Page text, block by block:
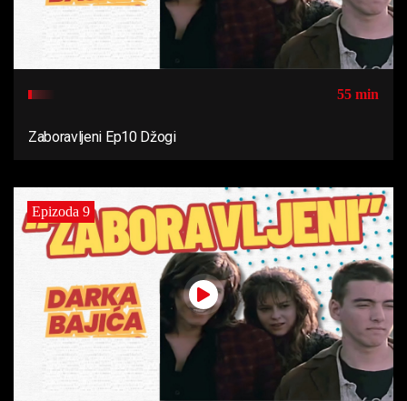
55 min
Zaboravljeni Ep10 Džogi
Epizoda 9